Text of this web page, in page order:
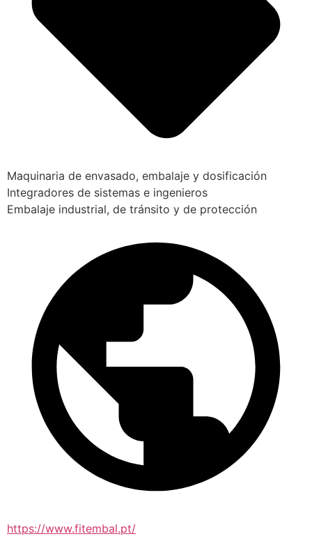
Maquinaria de envasado, embalaje y dosificación
Integradores de sistemas e ingenieros
Embalaje industrial, de tránsito y de protección
https://www.fitembal.pt/